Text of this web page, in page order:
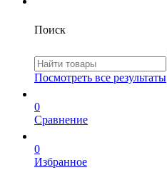
Поиск
Посмотреть все результаты
0
Сравнение
0
Избранное